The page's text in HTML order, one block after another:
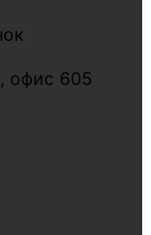
офис 605